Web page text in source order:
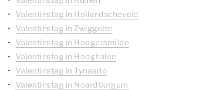
Valentinstag in Hollandscheveld
Valentinstag in Zwiggelte
Valentinstag in Hoogersmilde
Valentinstag in Hooghalen
Valentinstag in Tynaarlo
Valentinstag in Noardburgum